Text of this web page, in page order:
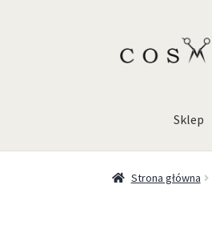
Sklep
Strona główna